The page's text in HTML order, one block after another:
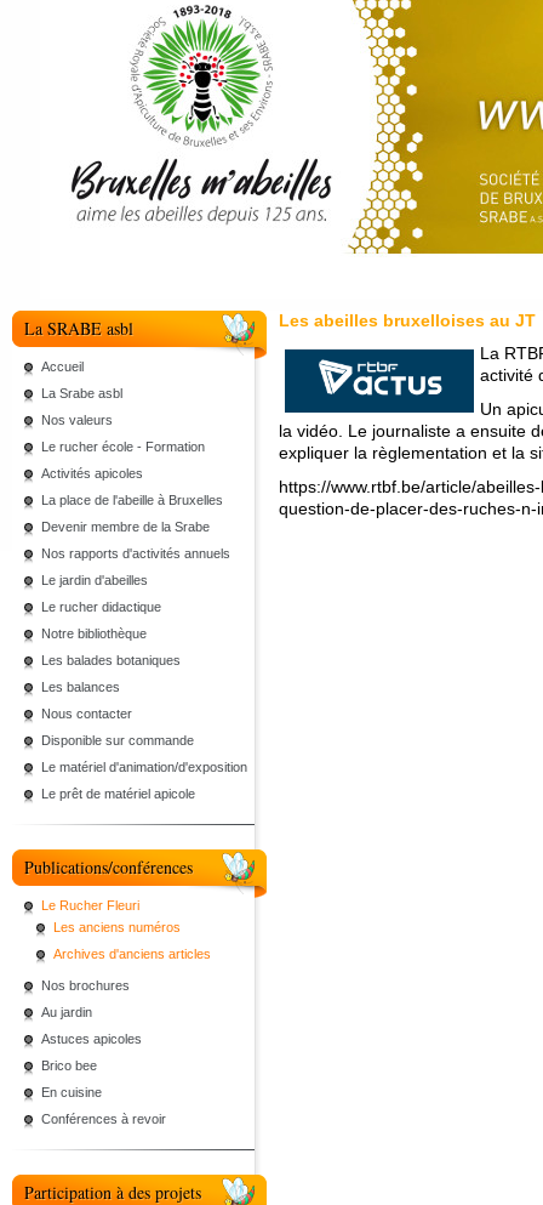
La SRABE asbl
Accueil
La Srabe asbl
Nos valeurs
Le rucher école - Formation
Activités apicoles
La place de l'abeille à Bruxelles
Devenir membre de la Srabe
Nos rapports d'activités annuels
Le jardin d'abeilles
Le rucher didactique
Notre bibliothèque
Les balades botaniques
Les balances
Nous contacter
Disponible sur commande
Le matériel d'animation/d'exposition
Le prêt de matériel apicole
Publications/conférences
Le Rucher Fleuri
Les anciens numéros
Archives d'anciens articles
Nos brochures
Au jardin
Astuces apicoles
Brico bee
En cuisine
Conférences à revoir
Participation à des projets
Les abeilles bruxelloises au JT
La
activité
Un
la vidéo. Le journaliste a ensuite
expliquer la règlementation et la
https://www.rtbf.be/article/
question-de-placer-des-ruches-